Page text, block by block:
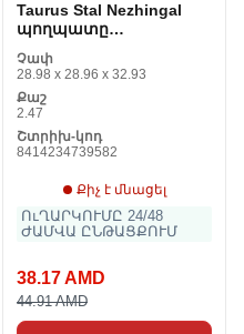
Taurus Stal Nezhingal
պողպատը
Չափ
28.98 x 28.96 x 32.93
Քաշ
2.47
Շտրիխ-կոդ
8414234739582
Քիչ է մնացել
ՈւՂԱՐԿՈՒՄԸ 24/48
ԺԱՄՎԱ ԸՆԹԱՑՔՈՒՄ
38.17 AMD
44.91 AMD